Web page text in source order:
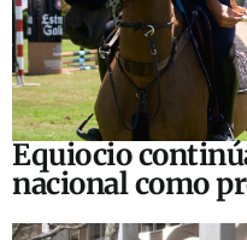
Equiocio
nacional como